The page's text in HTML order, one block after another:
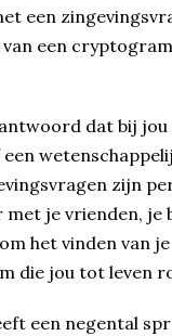
een
een
dat bij jou
zijn
met je vrienden, je
het vinden van
die jou tot leven
een negental